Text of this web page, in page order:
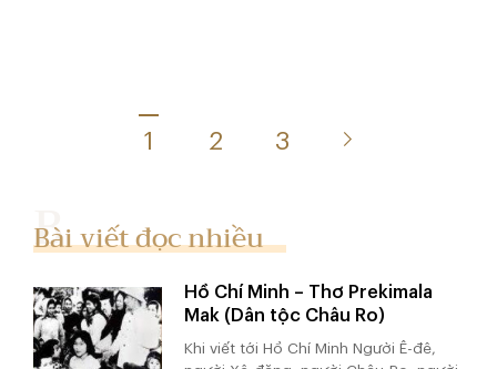
1 2 3
Bài viết đọc nhiều
Hồ Chí Minh – Thơ Prekimala
Mak (Dân tộc Châu Ro)
Khi viết tới Hồ Chí Minh Người Ê-đê,